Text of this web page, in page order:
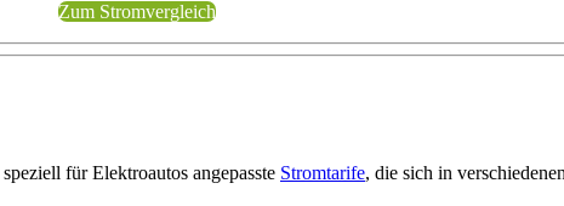
Zum Stromvergleich
für Elektroautos angepasste Stromtarife, die sich in